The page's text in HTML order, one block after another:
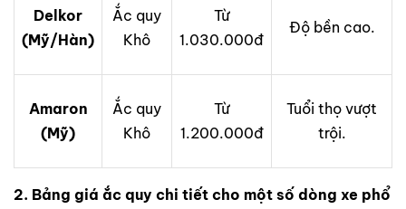
Delkor
(Mỹ/Hàn)
Ắc quy
Khô
Từ
1.030.000đ
Độ bền cao.
Amaron
(Mỹ)
Ắc quy
Khô
Từ
1.200.000đ
Tuổi thọ vượt
trội.
2. Bảng giá ắc quy chi tiết cho một số dòng xe phổ